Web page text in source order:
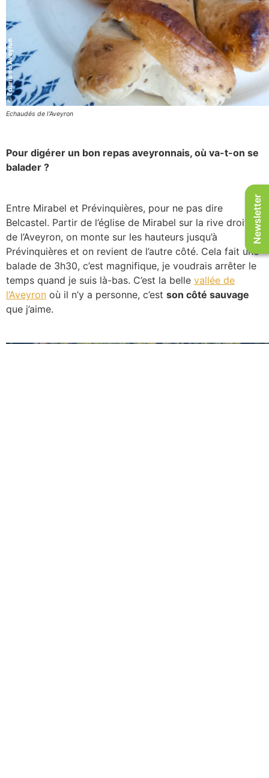
Echaudés de l’Aveyron
Pour digérer un bon repas aveyronnais, où va-t-on se
balader ?
Entre Mirabel et Prévinquières, pour ne pas dire
Belcastel. Partir de l’église de Mirabel sur la rive droite
de l’Aveyron, on monte sur les hauteurs jusqu’à
Prévinquières et on revient de l’autre côté. Cela fait une
balade de 3h30, c’est magnifique, je voudrais arrêter le
temps quand je suis là-bas. C’est la belle vallée de
l’Aveyron où il n’y a personne, c’est son côté sauvage
que j’aime.
Newsletter